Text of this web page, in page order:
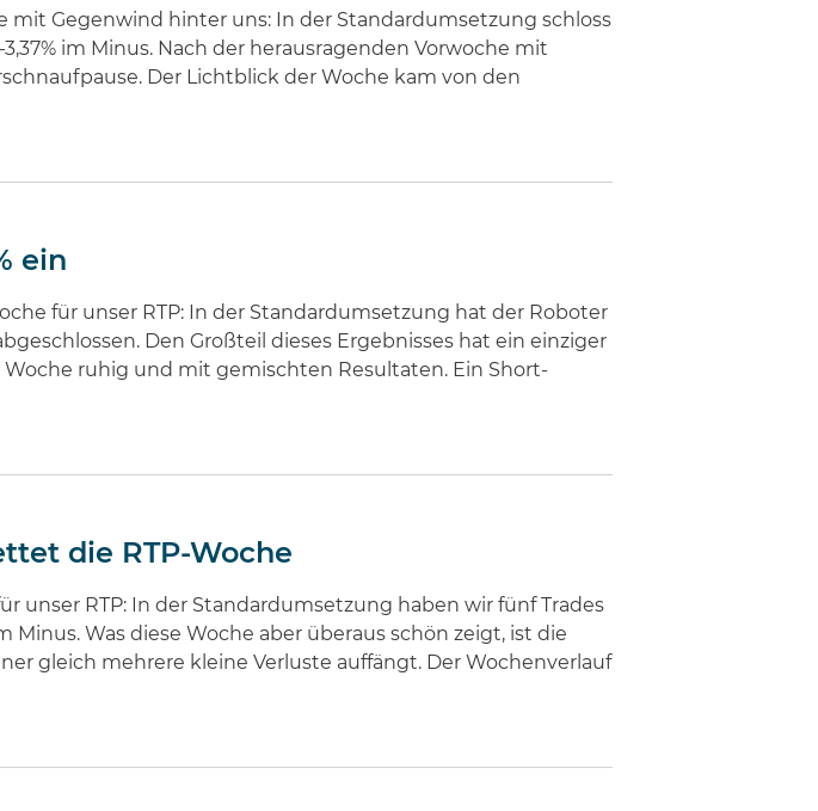
mit Gegenwind hinter uns: In der Standardumsetzung schloss
im Minus. Nach der herausragenden Vorwoche mit
Der Lichtblick der Woche kam von den
ein
für unser RTP: In der Standardumsetzung hat der Roboter
Den Großteil dieses Ergebnisses hat ein einziger
ruhig und mit gemischten Resultaten. Ein Short-
die RTP-Woche
unser RTP: In der Standardumsetzung haben wir fünf Trades
Was diese Woche aber überaus schön zeigt, ist die
gleich mehrere kleine Verluste auffängt. Der Wochenverlauf